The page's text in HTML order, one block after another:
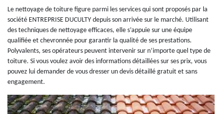
Le nettoyage de toiture figure parmi les services qui sont proposés par la
société ENTREPRISE DUCULTY depuis son arrivée sur le marché. Utilisant
des techniques de nettoyage efficaces, elle s’appuie sur une équipe
qualifiée et chevronnée pour garantir la qualité de ses prestations.
Polyvalents, ses opérateurs peuvent intervenir sur n’importe quel type de
toiture. Si vous voulez avoir des informations détaillées sur ses prix, vous
pouvez lui demander de vous dresser un devis détaillé gratuit et sans
engagement.